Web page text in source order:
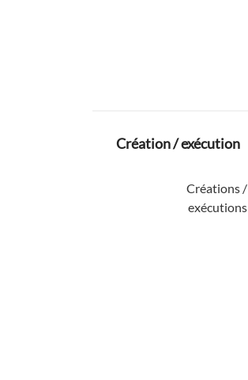
Création / exécution
Créations /
exécutions